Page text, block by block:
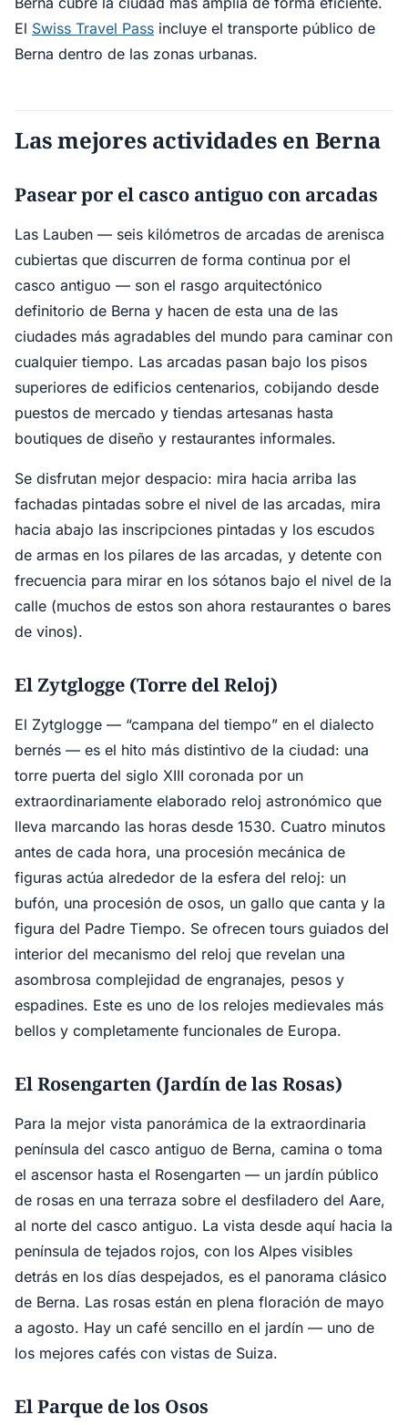
El Swiss Travel Pass incluye el transporte público de
Berna dentro de las zonas urbanas.
Las mejores actividades en Berna
Pasear por el casco antiguo con arcadas
Las Lauben — seis kilómetros de arcadas de arenisca
cubiertas que discurren de forma continua por el
casco antiguo — son el rasgo arquitectónico
definitorio de Berna y hacen de esta una de las
ciudades más agradables del mundo para caminar con
cualquier tiempo. Las arcadas pasan bajo los pisos
superiores de edificios centenarios, cobijando desde
puestos de mercado y tiendas artesanas hasta
boutiques de diseño y restaurantes informales.
Se disfrutan mejor despacio: mira hacia arriba las
fachadas pintadas sobre el nivel de las arcadas, mira
hacia abajo las inscripciones pintadas y los escudos
de armas en los pilares de las arcadas, y detente con
frecuencia para mirar en los sótanos bajo el nivel de la
calle (muchos de estos son ahora restaurantes o bares
de vinos).
El Zytglogge (Torre del Reloj)
El Zytglogge — “campana del tiempo” en el dialecto
bernés — es el hito más distintivo de la ciudad: una
torre puerta del siglo XIII coronada por un
extraordinariamente elaborado reloj astronómico que
lleva marcando las horas desde 1530. Cuatro minutos
antes de cada hora, una procesión mecánica de
figuras actúa alrededor de la esfera del reloj: un
bufón, una procesión de osos, un gallo que canta y la
figura del Padre Tiempo. Se ofrecen tours guiados del
interior del mecanismo del reloj que revelan una
asombrosa complejidad de engranajes, pesos y
espadines. Este es uno de los relojes medievales más
bellos y completamente funcionales de Europa.
El Rosengarten (Jardín de las Rosas)
Para la mejor vista panorámica de la extraordinaria
península del casco antiguo de Berna, camina o toma
el ascensor hasta el Rosengarten — un jardín público
de rosas en una terraza sobre el desfiladero del Aare,
al norte del casco antiguo. La vista desde aquí hacia la
península de tejados rojos, con los Alpes visibles
detrás en los días despejados, es el panorama clásico
de Berna. Las rosas están en plena floración de mayo
a agosto. Hay un café sencillo en el jardín — uno de
los mejores cafés con vistas de Suiza.
El Parque de los Osos